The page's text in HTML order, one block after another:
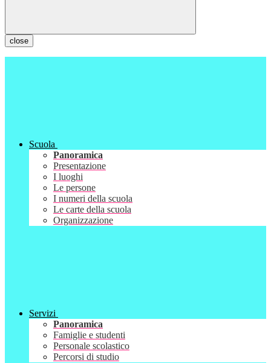
close
Scuola
Panoramica
Presentazione
I luoghi
Le persone
I numeri della scuola
Le carte della scuola
Organizzazione
Servizi
Panoramica
Famiglie e studenti
Personale scolastico
Percorsi di studio